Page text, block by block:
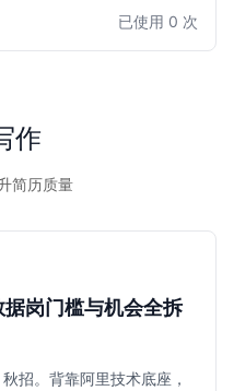
而出，获得心仪的海外仓运
已使用 0 次
作
简历质量
岗门槛与机会全拆
招。背靠阿里技术底座，